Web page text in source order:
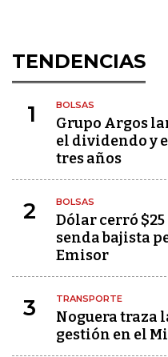
TENDENCIAS
1 BOLSAS
Grupo Argos
el dividendo y
tres años
2 BOLSAS
Dólar cerró $25
senda bajista
Emisor
3 TRANSPORTE
Noguera traza
gestión en el